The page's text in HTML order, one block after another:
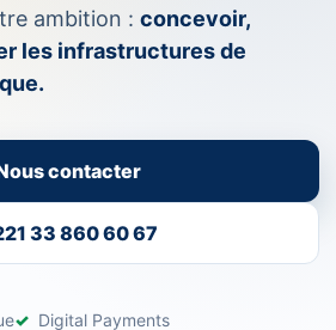
ambition : concevoir,
les infrastructures de
contacter
33 860 60 67
Digital Payments